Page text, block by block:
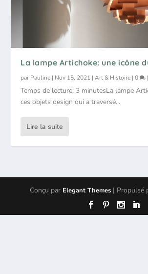
La lampe Artichoke: une icône
par Pauline | Nov 15, 2021 |Art & Histoire |0
Temps de lecture: 3 minutesLa lampe
ces objets design qui a traversé...
Lire la suite
Conçu par Elegant Themes| Propulsé